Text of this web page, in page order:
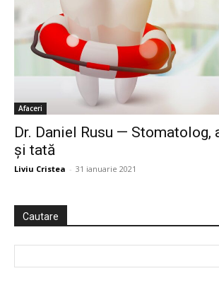
Afaceri
Dr. Daniel Rusu — Stomatolog,
și tată
Liviu Cristea - 31 ianuarie 2021
Cautare